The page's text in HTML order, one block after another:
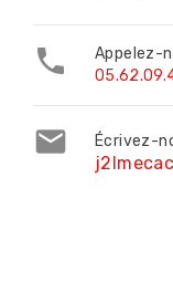

Appelez-
 Écrivez-